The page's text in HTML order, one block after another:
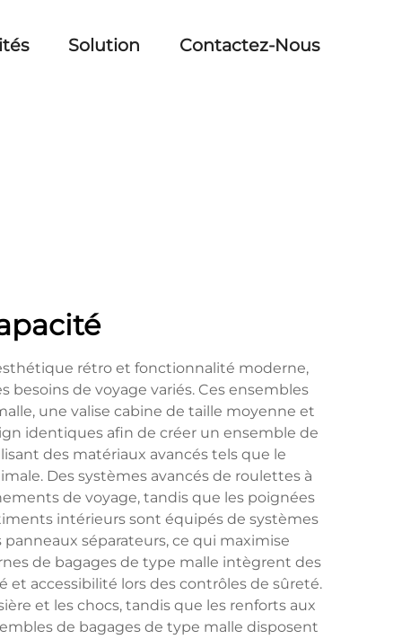
Solution Contactez-Nous
rétro et fonctionnalité moderne,
de voyage variés. Ces ensembles
une valise cabine de taille moyenne et
identiques afin de créer un ensemble de
des matériaux avancés tels que le
Des systèmes avancés de roulettes à
de voyage, tandis que les poignées
intérieurs sont équipés de systèmes
séparateurs, ce qui maximise
de bagages de type malle intègrent des
et accessibilité lors des contrôles de sûreté.
et les chocs, tandis que les renforts aux
de bagages de type malle disposent